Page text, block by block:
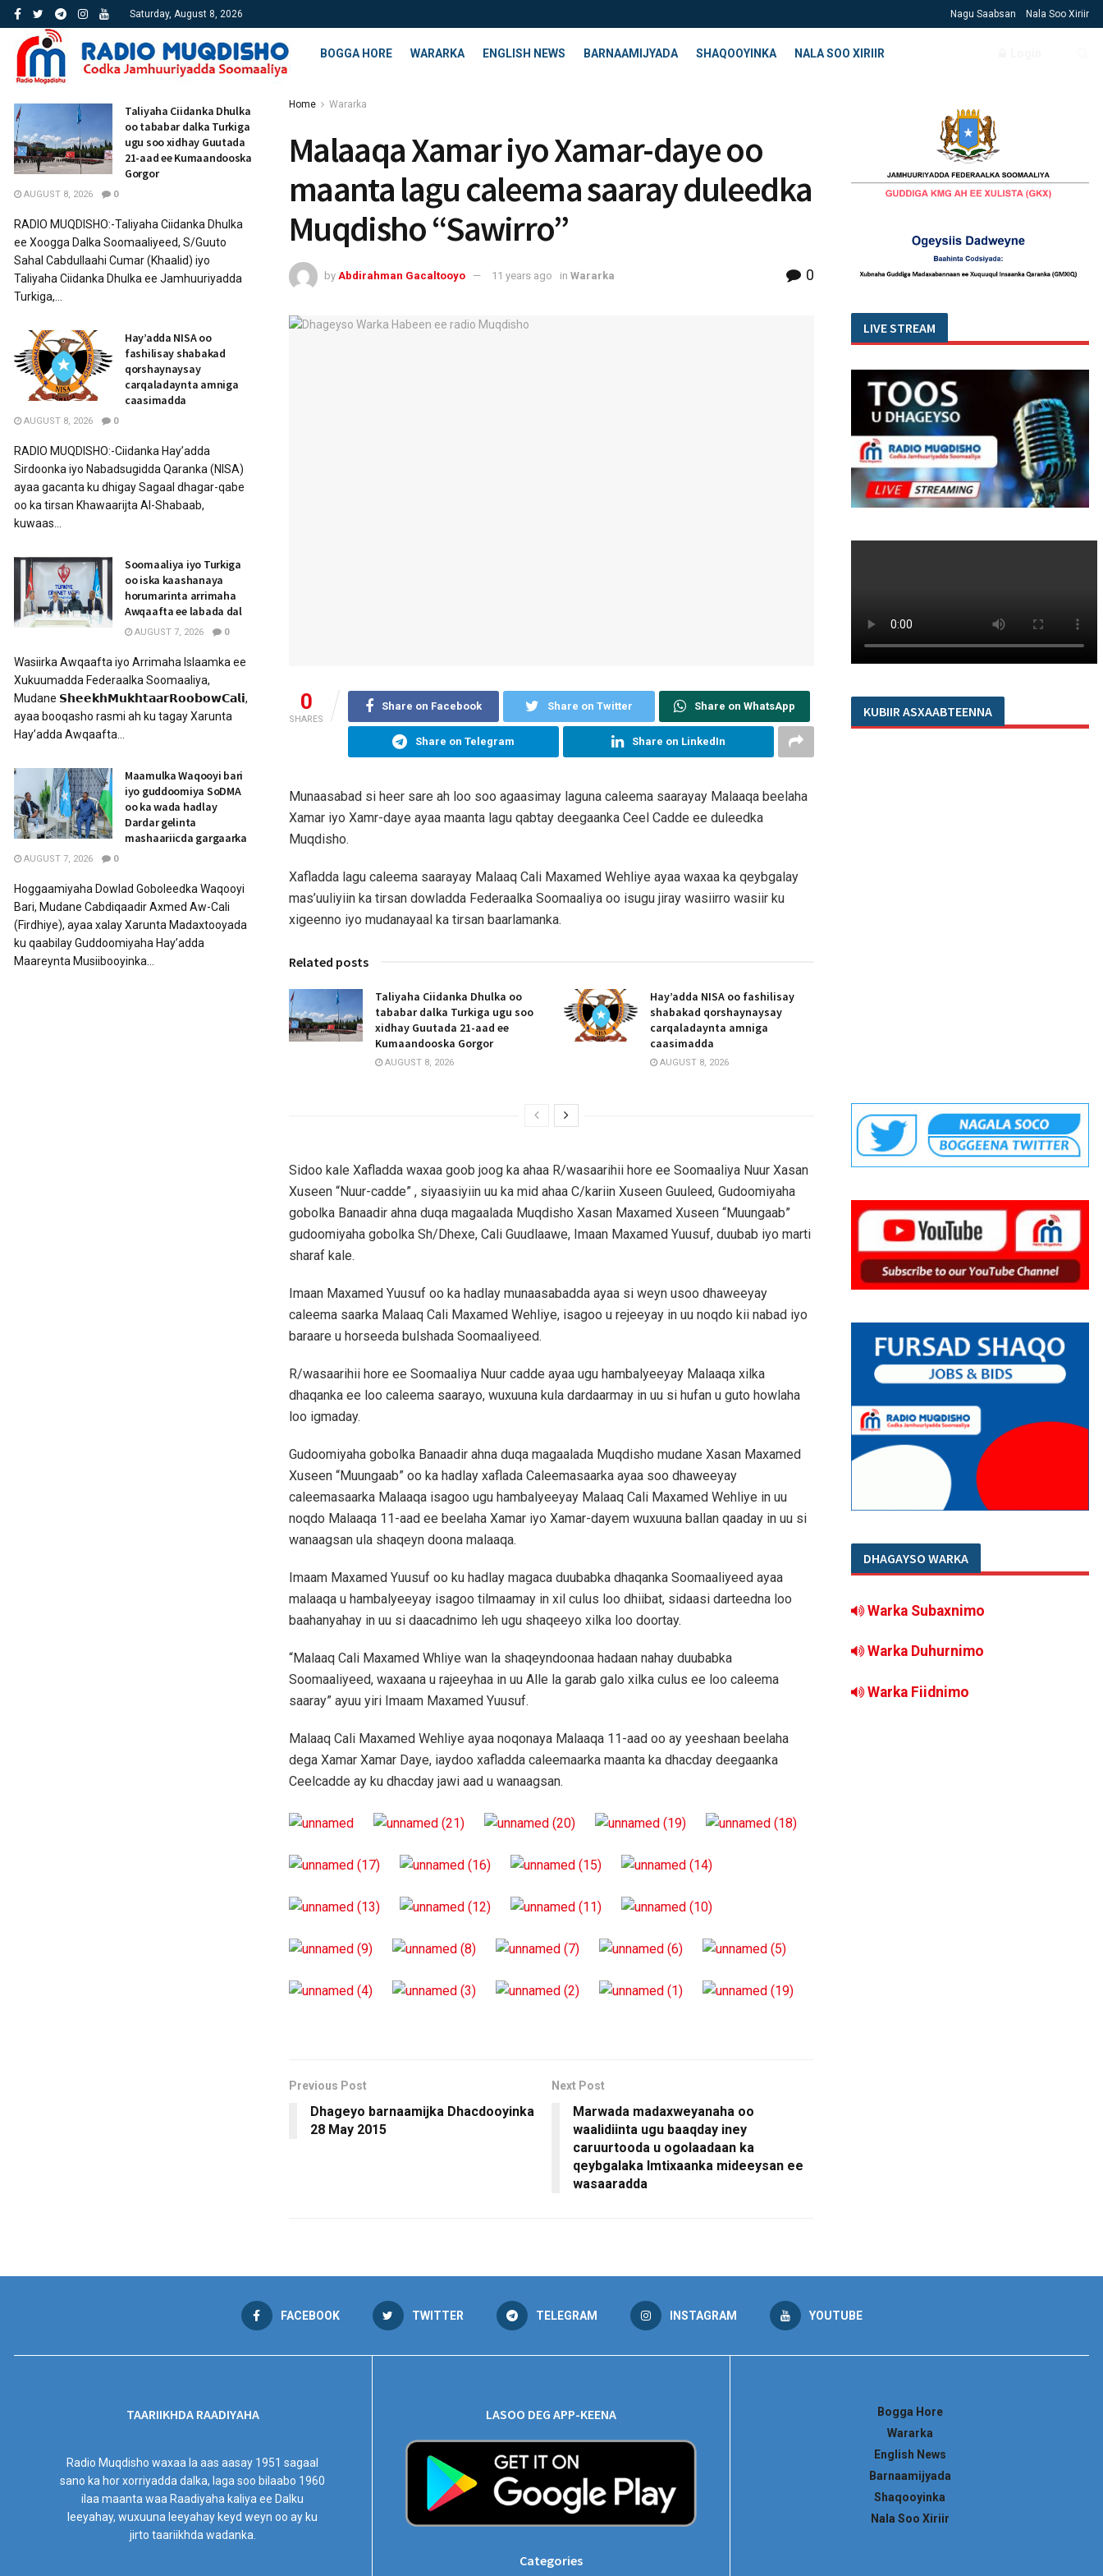
Saturday, August 8, 2026 Nagu Saabsan Nala Soo Xiriir
BOGGA HORE WARARKA ENGLISH NEWS BARNAAMIJYADA SHAQOOYINKA NALA SOO XIRIIR
Home Wararka
Malaaqa Xamar iyo Xamar-daye oo
maanta lagu caleema saaray duleedka
Muqdisho “Sawirro”
by Abdirahman Gacaltooyo 11 years ago in Wararka 0
0
SHARES
Share on Facebook Share on Twitter Share on WhatsApp
Share on Telegram Share on LinkedIn
Munaasabad si heer sare ah loo soo agaasimay laguna caleema saarayay Malaaqa beelaha
Xamar iyo Xamr-daye ayaa maanta lagu qabtay deegaanka Ceel Cadde ee duleedka
Muqdisho.
Xafladda lagu caleema saarayay Malaaq Cali Maxamed Wehliye ayaa waxaa ka qeybgalay
mas’uuliyiin ka tirsan dowladda Federaalka Soomaaliya oo isugu jiray wasiirro wasiir ku
xigeenno iyo mudanayaal ka tirsan baarlamanka.
Related posts
Taliyaha Ciidanka Dhulka oo
tababar dalka Turkiga ugu soo
xidhay Guutada 21-aad ee
Kumaandooska Gorgor
AUGUST 8, 2026
Hay’adda NISA oo fashilisay
shabakad qorshaynaysay
carqaladaynta amniga
caasimadda
AUGUST 8, 2026
Sidoo kale Xafladda waxaa goob joog ka ahaa R/wasaarihii hore ee Soomaaliya Nuur Xasan
Xuseen “Nuur-cadde” , siyaasiyiin uu ka mid ahaa C/kariin Xuseen Guuleed, Gudoomiyaha
gobolka Banaadir ahna duqa magaalada Muqdisho Xasan Maxamed Xuseen “Muungaab”
gudoomiyaha gobolka Sh/Dhexe, Cali Guudlaawe, Imaan Maxamed Yuusuf, duubab iyo marti
sharaf kale.
Imaan Maxamed Yuusuf oo ka hadlay munaasabadda ayaa si weyn usoo dhaweeyay
caleema saarka Malaaq Cali Maxamed Wehliye, isagoo u rejeeyay in uu noqdo kii nabad iyo
baraare u horseeda bulshada Soomaaliyeed.
R/wasaarihii hore ee Soomaaliya Nuur cadde ayaa ugu hambalyeeyay Malaaqa xilka
dhaqanka ee loo caleema saarayo, wuxuuna kula dardaarmay in uu si hufan u guto howlaha
loo igmaday.
Gudoomiyaha gobolka Banaadir ahna duqa magaalada Muqdisho mudane Xasan Maxamed
Xuseen “Muungaab” oo ka hadlay xaflada Caleemasaarka ayaa soo dhaweeyay
caleemasaarka Malaaqa isagoo ugu hambalyeeyay Malaaq Cali Maxamed Wehliye in uu
noqdo Malaaqa 11-aad ee beelaha Xamar iyo Xamar-dayem wuxuuna ballan qaaday in uu si
wanaagsan ula shaqeyn doona malaaqa.
Imaam Maxamed Yuusuf oo ku hadlay magaca duubabka dhaqanka Soomaaliyeed ayaa
malaaqa u hambalyeeyay isagoo tilmaamay in xil culus loo dhiibat, sidaasi darteedna loo
baahanyahay in uu si daacadnimo leh ugu shaqeeyo xilka loo doortay.
“Malaaq Cali Maxamed Whliye wan la shaqeyndoonaa hadaan nahay duubabka
Soomaaliyeed, waxaana u rajeeyhaa in uu Alle la garab galo xilka culus ee loo caleema
saaray” ayuu yiri Imaam Maxamed Yuusuf.
Malaaq Cali Maxamed Wehliye ayaa noqonaya Malaaqa 11-aad oo ay yeeshaan beelaha
dega Xamar Xamar Daye, iaydoo xafladda caleemaarka maanta ka dhacday deegaanka
Ceelcadde ay ku dhacday jawi aad u wanaagsan.
Previous Post
Dhageyo barnaamijka Dhacdooyinka
28 May 2015
Next Post
Marwada madaxweyanaha oo
waalidiinta ugu baaqday iney
caruurtooda u ogolaadaan ka
qeybgalaka Imtixaanka mideeysan ee
wasaaradda
Taliyaha Ciidanka Dhulka
oo tababar dalka Turkiga
ugu soo xidhay Guutada
21-aad ee Kumaandooska
Gorgor
AUGUST 8, 2026 0
RADIO MUQDISHO:-Taliyaha Ciidanka Dhulka
ee Xoogga Dalka Soomaaliyeed, S/Guuto
Sahal Cabdullaahi Cumar (Khaalid) iyo
Taliyaha Ciidanka Dhulka ee Jamhuuriyadda
Turkiga,...
Hay’adda NISA oo
fashilisay shabakad
qorshaynaysay
carqaladaynta amniga
caasimadda
AUGUST 8, 2026 0
RADIO MUQDISHO:-Ciidanka Hay’adda
Sirdoonka iyo Nabadsugidda Qaranka (NISA)
ayaa gacanta ku dhigay Sagaal dhagar-qabe
oo ka tirsan Khawaarijta Al-Shabaab,
kuwaas...
Soomaaliya iyo Turkiga
oo iska kaashanaya
horumarinta arrimaha
Awqaafta ee labada dal
AUGUST 7, 2026 0
Wasiirka Awqaafta iyo Arrimaha Islaamka ee
Xukuumadda Federaalka Soomaaliya,
Mudane 𝗦𝗵𝗲𝗲𝗸𝗵𝗠𝘂𝗸𝗵𝘁𝗮𝗮𝗿𝗥𝗼𝗼𝗯𝗼𝘄𝗖𝗮𝗹𝗶,
ayaa booqasho rasmi ah ku tagay Xarunta
Hay’adda Awqaafta...
Maamulka Waqooyi bari
iyo guddoomiya SoDMA
oo ka wada hadlay
Dardar gelinta
mashaariicda gargaarka
AUGUST 7, 2026 0
Hoggaamiyaha Dowlad Goboleedka Waqooyi
Bari, Mudane Cabdiqaadir Axmed Aw-Cali
(Firdhiye), ayaa xalay Xarunta Madaxtooyada
ku qaabilay Guddoomiyaha Hay’adda
Maareynta Musiibooyinka...
LIVE STREAM
KUBIIR ASXAABTEENNA
DHAGAYSO WARKA
Warka Subaxnimo
Warka Duhurnimo
Warka Fiidnimo
FACEBOOK TWITTER TELEGRAM INSTAGRAM YOUTUBE
TAARIIKHDA RAADIYAHA
Radio Muqdisho waxaa la aas aasay 1951 sagaal
sano ka hor xorriyadda dalka, laga soo bilaabo 1960
ilaa maanta waa Raadiyaha kaliya ee Dalku
leeyahay, wuxuuna leeyahay keyd weyn oo ay ku
jirto taariikhda wadanka.
LASOO DEG APP-KEENA
Categories
Bogga Hore
Wararka
English News
Barnaamijyada
Shaqooyinka
Nala Soo Xiriir